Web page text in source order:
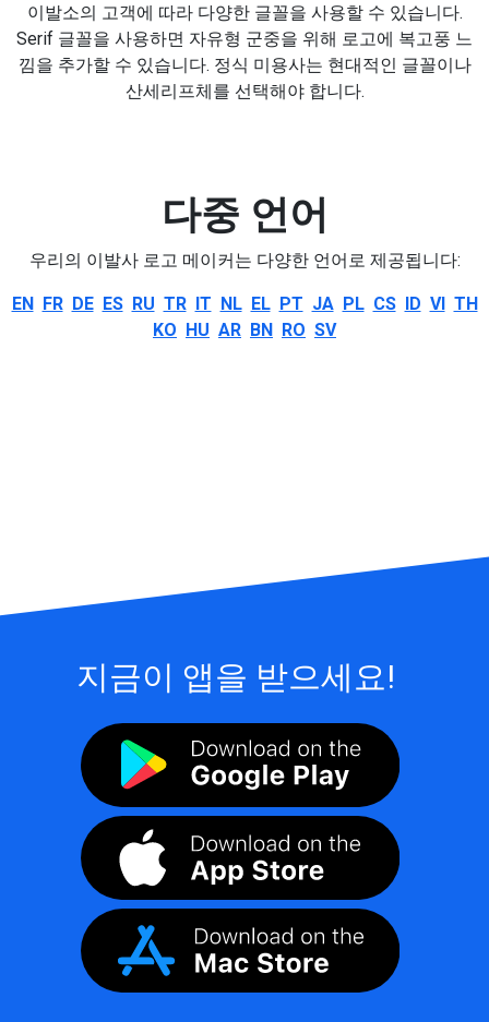
이발소의 고객에 따라 다양한 글꼴을 사용할 수 있습니다.
Serif 글꼴을 사용하면 자유형 군중을 위해 로고에 복고풍 느
낌을 추가할 수 있습니다. 정식 미용사는 현대적인 글꼴이나
산세리프체를 선택해야 합니다.
다중 언어
우리의 이발사 로고 메이커는 다양한 언어로 제공됩니다:
EN FR DE ES RU TR IT NL EL PT JA PL CS ID VI TH
KO HU AR BN RO SV
지금이 앱을 받으세요!